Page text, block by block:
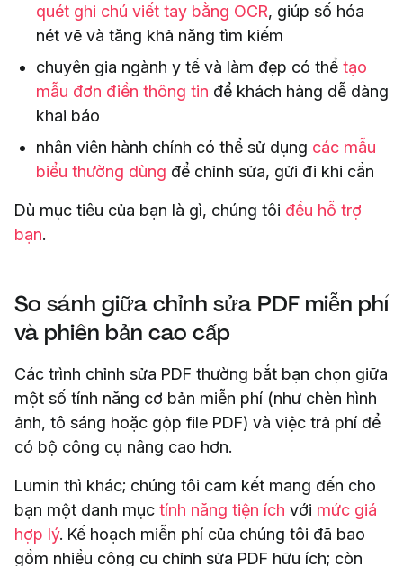
quét ghi chú viết tay bằng OCR, giúp số hóa
nét vẽ và tăng khả năng tìm kiếm
chuyên gia ngành y tế và làm đẹp có thể tạo
mẫu đơn điền thông tin để khách hàng dễ dàng
khai báo
nhân viên hành chính có thể sử dụng các mẫu
biểu thường dùng để chỉnh sửa, gửi đi khi cần
Dù mục tiêu của bạn là gì, chúng tôi đều hỗ trợ
bạn.
So sánh giữa chỉnh sửa PDF miễn phí
và phiên bản cao cấp
Các trình chỉnh sửa PDF thường bắt bạn chọn giữa
một số tính năng cơ bản miễn phí (như chèn hình
ảnh, tô sáng hoặc gộp file PDF) và việc trả phí để
có bộ công cụ nâng cao hơn.
Lumin thì khác; chúng tôi cam kết mang đến cho
bạn một danh mục tính năng tiện ích với mức giá
hợp lý. Kế hoạch miễn phí của chúng tôi đã bao
gồm nhiều công cụ chỉnh sửa PDF hữu ích; còn